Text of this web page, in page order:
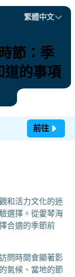
繁體中文
節：季
道的事項
前往
和活力文化的迷
選擇。從愛琴海
合適的季節前
問時間會顯著影
氣候、當地的節